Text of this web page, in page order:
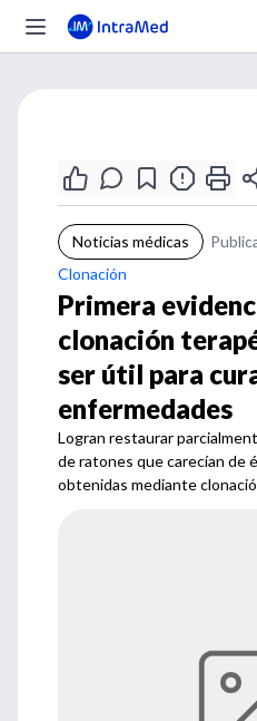
Noticias médicas
Clonación
Primera
clonación
ser útil para
enfermedades
Logran restaurar
de ratones que carecían de
obtenidas mediante